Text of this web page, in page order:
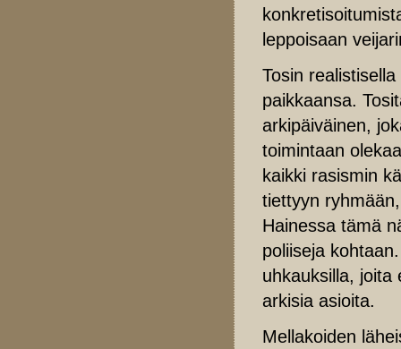
leppoisaan
Tosin
paikkaansa.
arkipäiväinen,
toimintaan
kaikki rasismin
tiettyyn
Hainessa tämä
poliiseja
uhkauksilla, joita
arkisia asioita.
Mellakoiden